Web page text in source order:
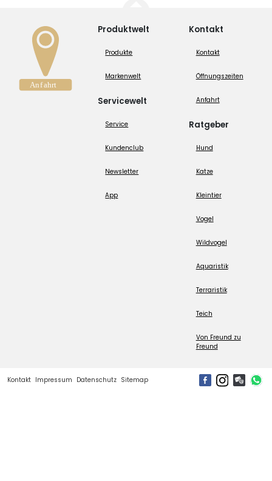
Produktwelt
Produkte
Markenwelt
Servicewelt
Service
Kundenclub
Newsletter
App
Kontakt
Kontakt
Öffnungszeiten
Anfahrt
Ratgeber
Hund
Katze
Kleintier
Vogel
Wildvogel
Aquaristik
Terraristik
Teich
Von Freund zu
Freund
Kontakt Impressum Datenschutz Sitemap